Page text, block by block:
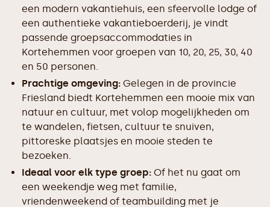
een modern vakantiehuis, een sfeervolle lodge of
een authentieke vakantieboerderij, je vindt
passende groepsaccommodaties in
Kortehemmen voor groepen van 10, 20, 25, 30, 40
en 50 personen.
Prachtige omgeving: Gelegen in de provincie
Friesland biedt Kortehemmen een mooie mix van
natuur en cultuur, met volop mogelijkheden om
te wandelen, fietsen, cultuur te snuiven,
pittoreske plaatsjes en mooie steden te
bezoeken.
Ideaal voor elk type groep: Of het nu gaat om
een weekendje weg met familie,
vriendenweekend of teambuilding met je